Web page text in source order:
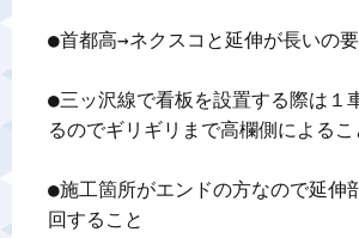
●首都高→ネクスコと延伸が長いの
●三ッ沢線で看板を設置する際は１
るのでギリギリまで高欄側によるこ
●施工箇所がエンドの方なので延伸
回すること